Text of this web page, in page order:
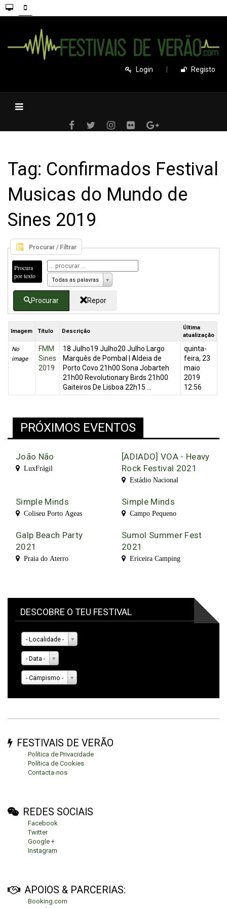
Login Registo
Tag: Confirmados Festival
Musicas do Mundo de
Sines 2019
Procurar / Filtrar
Procura
por texto
Todas as palavras
Procurar Repor
Imagem Título Descrição
Última
atualização
No
image
FMM
Sines
2019
18 Julho19 Julho20 Julho Largo
Marquês de Pombal | Aldeia de
Porto Covo 21h00 Sona Jobarteh
21h00 Revolutionary Birds 21h00
Gaiteiros De Lisboa 22h15 ...
quinta-
feira, 23
maio
2019
12:56
PRÓXIMOS EVENTOS
João Não
LuxFrágil
[ADIADO] VOA - Heavy
Rock Festival 2021
Estádio Nacional
Simple Minds
Coliseu Porto Ageas
Simple Minds
Campo Pequeno
Galp Beach Party
2021
Praia do Aterro
Sumol Summer Fest
2021
Ericeira Camping
DESCOBRE O TEU FESTIVAL
- Localidade -
- Data -
- Campismo -
FESTIVAIS DE VERÃO
Política de Privacidade
Política de Cookies
Contacta-nos
REDES SOCIAIS
Facebook
Twitter
Google +
Instagram
APOIOS & PARCERIAS:
Booking.com